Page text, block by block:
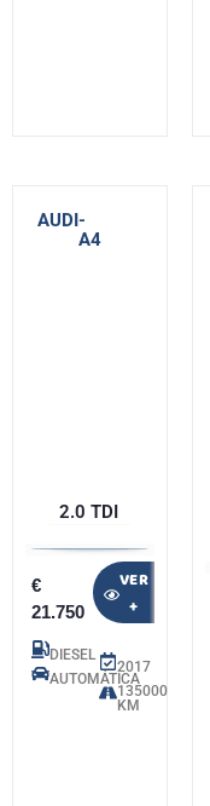
AUDI-
A4
2.0 TDI
€
21.750
VER
+
DIESEL
AUTOMÁTICA
2017
135000
KM